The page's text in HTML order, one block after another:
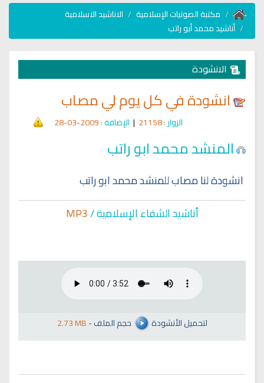
مكتبة الصوتيات الإسلامية
الاناشيد الاسلامية
أناشيد محمد أبو راتب
الانشودة
انشودة في كل يوم لي مصاب
الزوار: 21158
| الإضافة: 2009-03-28
المنشد محمد ابو راتب
انشودة لنا مصاب للمنشد محمد ابو راتب
أناشيد الشفاء الإسلامية /MP3
2.73 MB- لتحميل الأنشودة حجم الملف